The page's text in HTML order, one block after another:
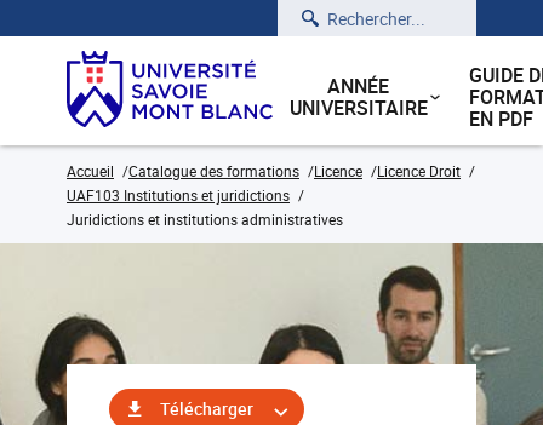
Rechercher
ANNÉE
UNIVERSITAIRE
GUIDE
EN PDF
Accueil Catalogue des formations Licence
Licence Droit
UAF103 Institutions et juridictions
Juridictions et institutions administratives
Télécharger